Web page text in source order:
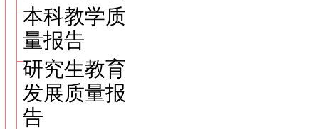
本科教学质
量报告
研究生教育
发展质量报
告